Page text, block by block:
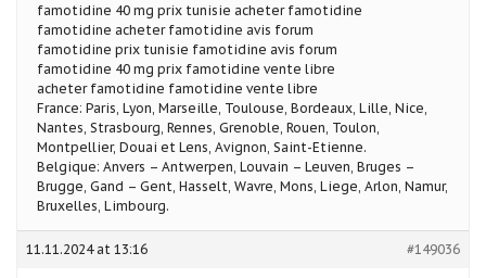
famotidine 40 mg prix tunisie acheter famotidine
famotidine acheter famotidine avis forum
famotidine prix tunisie famotidine avis forum
famotidine 40 mg prix famotidine vente libre
acheter famotidine famotidine vente libre
France: Paris, Lyon, Marseille, Toulouse, Bordeaux, Lille, Nice,
Nantes, Strasbourg, Rennes, Grenoble, Rouen, Toulon,
Montpellier, Douai et Lens, Avignon, Saint-Etienne.
Belgique: Anvers – Antwerpen, Louvain – Leuven, Bruges –
Brugge, Gand – Gent, Hasselt, Wavre, Mons, Liege, Arlon, Namur,
Bruxelles, Limbourg.
11.11.2024 at 13:16 #149036